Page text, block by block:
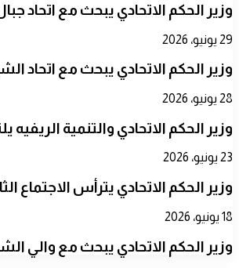
​وزير الحكم الاتحادي يبحث مع اتحاد
29 يونيو، 2026
​وزير الحكم الاتحادي يبحث مع اتحاد
28 يونيو، 2026
​وزير الحكم الاتحادي والتنمية الريفيه
23 يونيو، 2026
​وزير الحكم الاتحادي يترأس الاجتماع
18 يونيو، 2026
​وزير الحكم الاتحادي يبحث مع والي